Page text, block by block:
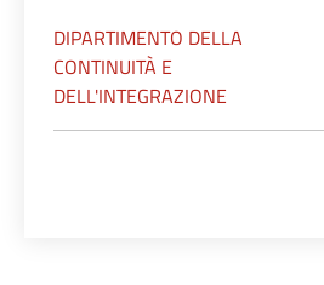
DIPARTIMENTO DELLA
CONTINUITÀ E
DELL'INTEGRAZIONE